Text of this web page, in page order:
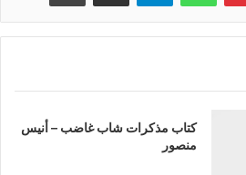
كتاب مذكرات شاب غاضب – أنيس
منصور